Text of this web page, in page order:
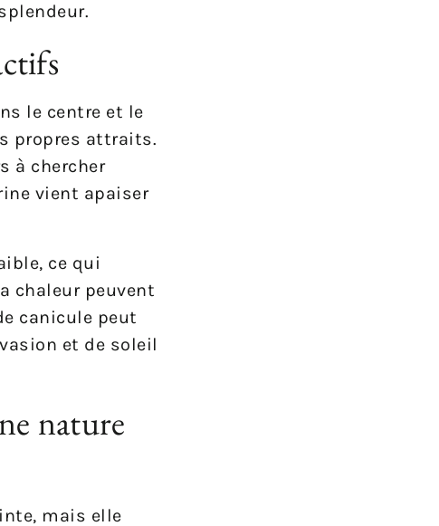
le centre et le
propres attraits.
à chercher
vient apaiser
ce qui
chaleur peuvent
canicule peut
et de soleil
nature
mais elle